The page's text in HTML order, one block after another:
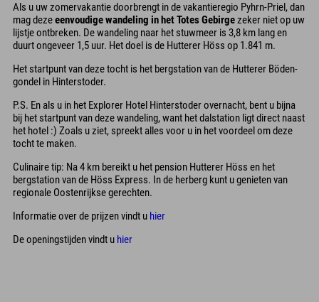
Als u uw zomervakantie doorbrengt in de vakantieregio Pyhrn-Priel, dan
mag dezeeenvoudige wandeling in het Totes Gebirgezeker niet op uw
lijstje ontbreken. De wandeling naar het stuwmeer is 3,8 km lang en
duurt ongeveer 1,5 uur. Het doel is de Hutterer Höss op 1.841 m.
Het startpunt van deze tocht is het bergstation van de Hutterer Böden-
gondel in Hinterstoder.
P.S. En als u in het Explorer Hotel Hinterstoder overnacht, bent u bijna
bij het startpunt van deze wandeling, want het dalstation ligt direct naast
het hotel :) Zoals u ziet, spreekt alles voor u in het voordeel om deze
tocht te maken.
Culinaire tip: Na 4 km bereikt u het pension Hutterer Höss en het
bergstation van de Höss Express. In de herberg kunt u genieten van
regionale Oostenrijkse gerechten.
Informatie over de prijzen vindt u hier
De openingstijden vindt u hier